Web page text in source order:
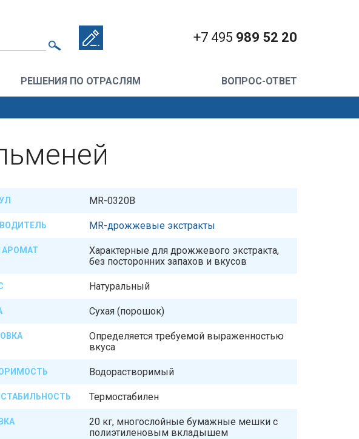
РЕШЕНИЯ ПО ОТРАСЛЯМ ВОПРОС-ОТВЕТ
+7 495 989 52 20
MR-0320B
MR-дрожжевые экстракты
АРОМАТ
Характерные для дрожжевого экстракта,
без посторонних запахов и вкусов
Натуральный
Сухая (порошок)
Определяется требуемой выраженностью
вкуса
Водорастворимый
Термостабилен
20 кг, многослойные бумажные мешки с
полиэтиленовым вкладышем